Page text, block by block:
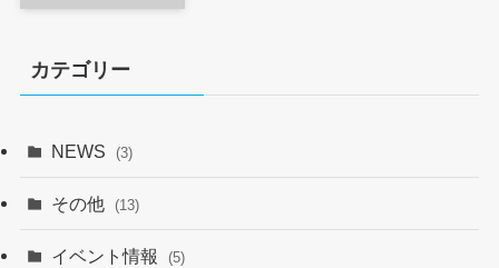
カテゴリー
NEWS (3)
その他 (13)
イベント情報 (5)